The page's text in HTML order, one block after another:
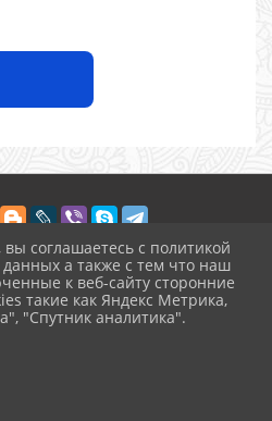
данных
соглашаетесь с политикой
а также с тем что наш
к веб-сайту сторонние
такие как Яндекс Метрика,
"Спутник аналитика".